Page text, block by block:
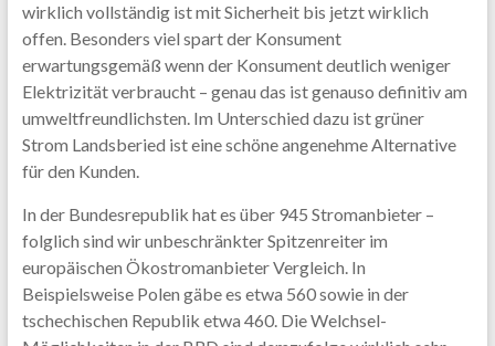
wirklich vollständig ist mit Sicherheit bis jetzt wirklich
offen. Besonders viel spart der Konsument
erwartungsgemäß wenn der Konsument deutlich weniger
Elektrizität verbraucht – genau das ist genauso definitiv am
umweltfreundlichsten. Im Unterschied dazu ist grüner
Strom Landsberied ist eine schöne angenehme Alternative
für den Kunden.
In der Bundesrepublik hat es über 945 Stromanbieter –
folglich sind wir unbeschränkter Spitzenreiter im
europäischen Ökostromanbieter Vergleich. In
Beispielsweise Polen gäbe es etwa 560 sowie in der
tschechischen Republik etwa 460. Die Welchsel-